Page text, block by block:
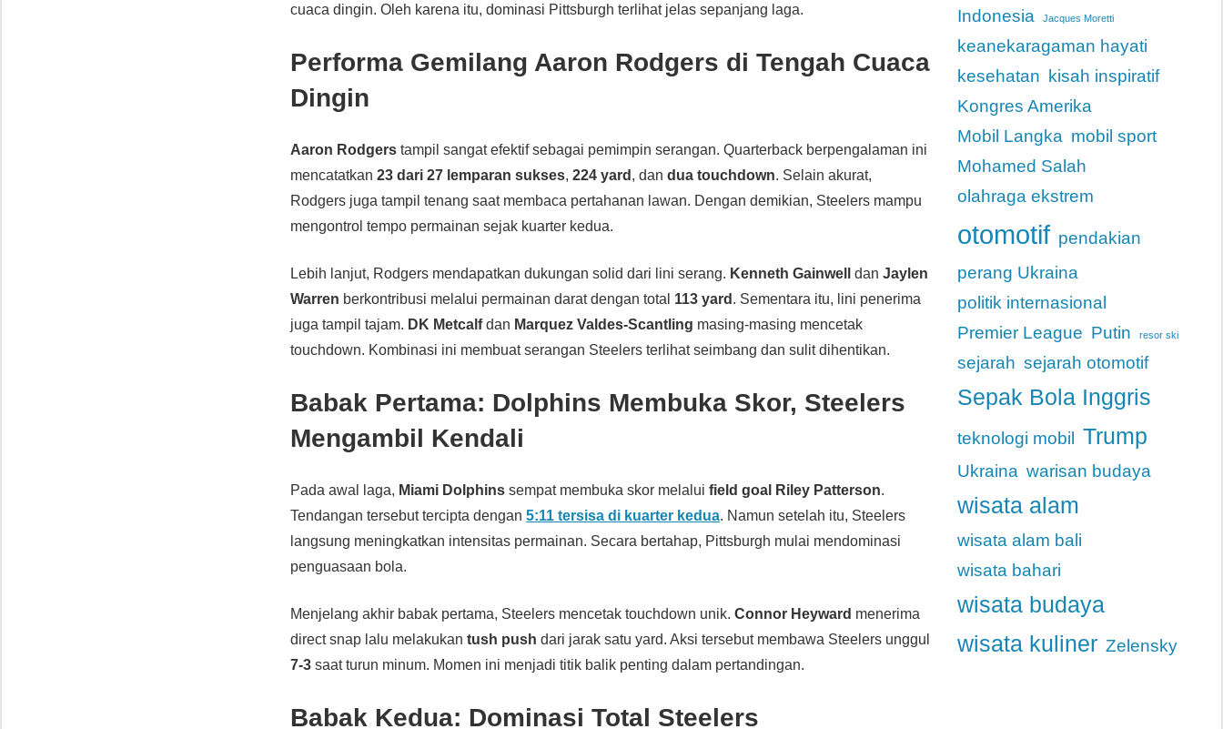
cuaca dingin. Oleh karena itu, dominasi Pittsburgh terlihat jelas sepanjang laga.
Performa Gemilang Aaron Rodgers di Tengah Cuaca
Dingin
Aaron Rodgers tampil sangat efektif sebagai pemimpin serangan. Quarterback berpengalaman ini
mencatatkan23 dari 27 lemparan sukses,224 yard , dandua touchdown. Selain akurat,
Rodgers juga tampil tenang saat membaca pertahanan lawan. Dengan demikian, Steelers mampu
mengontrol tempo permainan sejak kuarter kedua.
Lebih lanjut, Rodgers mendapatkan dukungan solid dari lini serang. Kenneth Gainwell danJaylen
Warren berkontribusi melalui permainan darat dengan total 113 yard . Sementara itu, lini penerima
juga tampil tajam. DK Metcalfdan Marquez Valdes-Scantling masing-masing mencetak
touchdown. Kombinasi ini membuat serangan Steelers terlihat seimbang dan sulit dihentikan.
Babak Pertama: Dolphins Membuka Skor, Steelers
Mengambil Kendali
Pada awal laga, Miami Dolphins sempat membuka skor melaluifield goal Riley Patterson.
Tendangan tersebut tercipta dengan5:11 tersisa di kuarter kedua. Namun setelah itu, Steelers
langsung meningkatkan intensitas permainan. Secara bertahap, Pittsburgh mulai mendominasi
penguasaan bola.
Menjelang akhir babak pertama, Steelers mencetak touchdown unik.Connor Heyward menerima
direct snap lalu melakukantush push dari jarak satu yard. Aksi tersebut membawa Steelers unggul
7-3 saat turun minum. Momen ini menjadi titik balik penting dalam pertandingan.
Babak Kedua: Dominasi Total Steelers
Indonesia
Jacques Moretti
keanekaragaman hayati
kesehatan
kisah inspiratif
Kongres Amerika
Mobil Langka mobil sport
Mohamed Salah
olahraga ekstrem
otomotif pendakian
perang Ukraina
politik internasional
Premier League Putin resor ski
sejarah sejarah otomotif
Sepak Bola Inggris
teknologi mobil Trump
Ukraina warisan budaya
wisata alam
wisata alam bali
wisata bahari
wisata budaya
wisata kuliner Zelensky